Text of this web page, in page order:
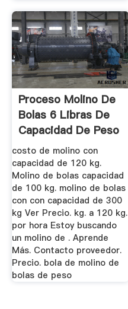
Proceso Molino De
Bolas 6 Libras De
Capacidad De Peso
costo de molino con
capacidad de 120 kg.
Molino de bolas capacidad
de 100 kg. molino de bolas
con con capacidad de 300
kg Ver Precio. kg. a 120 kg.
por hora Estoy buscando
un molino de . Aprende
Más. Contacto proveedor.
Precio. bola de molino de
bolas de peso